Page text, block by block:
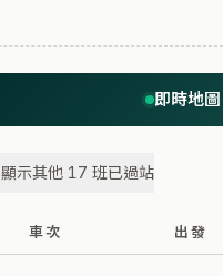
即時地圖
顯示其他 17 班已過站
車次 出發